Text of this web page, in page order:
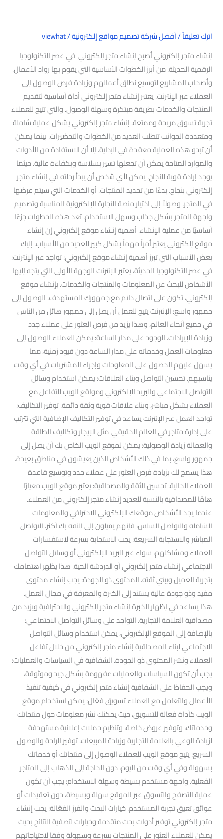
اترك تعليقاً/أفضل شركة تصميم مواقع إلكترونية/
viewhat
إنشاء متجر إلكتروني أصبح إنشاء متجر إلكتروني في عصر التكنولوجيا
الرقمية الحديثة. من أبرز الخطوات الأساسية التي يقوم بها رواد الأعمال.
وأصحاب المشاريع لتوسيع نطاق أعمالهم وزيادة فرص الوصول إلى
العملاء عبر الإنترنت. يعتبر إنشاء متجر إلكتروني أداة أساسية لتقديم
المنتجات والخدمات بطريقة مبتكرة وسهلة الوصول. والتي تتيح للعملاء
تجربة تسوق مريحة وممتعة. إنشاء متجر إلكتروني يشكل عملية شاملة
ومتعددة الجوانب تتطلب العديد من الخطوات والتحضيرات. بينما يمكن
أن تبدو هذه العملية معقدة في البداية. إلا أن الاستفادة من الأدوات
والموارد المتاحة يمكن أن تجعلها تسير بسلاسة وبكفاءة عالية. حيثما
يوجد إرادة قوية للنجاح. يمكن لأي شخص أن يبدأ رحلته في إنشاء متجر
إلكتروني بنجاح. بدءًا من تحديد المنتجات. أو الخدمات التي سيتم عرضها
في المتجر. وصولاً إلى اختيار منصة التجارة الإلكترونية المناسبة وتصميم
واجهة المتجر بشكل جذاب وسهل الاستخدام. تعد هذه الخطوات جزءًا
أساسيًا من عملية الإنشاء. أهمية إنشاء موقع إلكتروني إن إنشاء
موقع إلكتروني يعتبر أمراً مهماً بشكل كبير للعديد من الأسباب. إليك
بعض الأسباب التي تبرز أهمية إنشاء موقع إلكتروني: تواجد عبر الإنترنت:
في عصر التكنولوجيا الحديثة، يعتبر الإنترنت الوجهة الأولى التي يتجه إليها
الأشخاص للبحث عن المعلومات والمنتجات والخدمات. بإنشاء موقع
إلكتروني، تكون على اتصال دائم مع جمهورك المستهدف. الوصول إلى
جمهور واسع: الإنترنت يتيح للعمل أن يصل إلى جمهور هائل من الناس
في جميع أنحاء العالم، وهذا يزيد من فرص العثور على عملاء جدد
وزيادة الإيرادات. الوجود على مدار الساعة: يمكن للعملاء الوصول إلى
معلومات العمل وخدماته على مدار الساعة دون قيود زمنية، مما
يسهل عليهم الحصول على المعلومات وإجراء المشتريات في أي وقت
يناسبهم. تحسين التواصل وبناء العلاقات: يمكن استخدام وسائل
التواصل الاجتماعي والبريد الإلكتروني ومواقع الويب للتفاعل مع
العملاء بشكل مباشر، وبناء علاقات قوية وثقة دائمة. توفير التكاليف:
تواجد العمل عبر الإنترنت يساعد في توفير التكاليف الإضافية التي تترتب
على إدارة متاجر في العالم الحقيقي، مثل الإيجار وتكاليف الطاقة
والعمالة زيادة الوصولية: يمكن لموقع الويب الخاص بك أن يصل إلى
جمهور واسع، بما في ذلك الأشخاص الذين يعيشون في مناطق بعيدة.
هذا يسمح لك بزيادة فرص العثور على عملاء جدد وتوسيع قاعدة
العملاء الحالية. تحسين الثقة والمصداقية: يعتبر موقع الويب معيارًا
هامًا للمصداقية بالنسبة للعديد إنشاء متجر إلكتروني من العملاء.
عندما يجد الأشخاص موقعك الإلكتروني الاحترافي والمعلومات
الشاملة والتواصل السلس، فإنهم يميلون إلى الثقة بك أكثر. التواصل
المباشر والاستجابة السريعة: يجب الاستجابة بسرعة لاستفسارات
العملاء ومشاكلهم، سواء عبر البريد الإلكتروني أو وسائل التواصل
الاجتماعي إنشاء متجر إلكتروني أو الدردشة الحية. هذا يظهر اهتمامك
بتجربة العميل ويبني ثقته. المحتوى ذو الجودة: يجب إنشاء محتوى
مفيد وذو جودة عالية يستند إلى الخبرة والمعرفة في مجال العمل.
هذا يساعد في إظهار الخبرة إنشاء متجر إلكتروني والاحترافية ويزيد من
مصداقية العلامة التجارية. التواجد على وسائل التواصل الاجتماعي:
بالإضافة إلى الموقع الإلكتروني، يمكن استخدام وسائل التواصل
الاجتماعي لبناء المصداقية إنشاء متجر إلكتروني من خلال تفاعل
العملاء ونشر المحتوى ذو الجودة. الشفافية في السياسات والعمليات:
يجب أن تكون السياسات والعمليات مفهومة بشكل جيد وموثوقة،
ويجب الحفاظ على الشفافية إنشاء متجر إلكتروني في كيفية تنفيذ
الأعمال والتعامل مع العملاء تسويق فعّال: يمكن استخدام موقع
الويب كأداة فعالة للتسويق، حيث يمكنك نشر معلومات حول منتجاتك
وخدماتك، وتوفير عروض خاصة، وتنظيم حملات إعلانية مستهدفة
لزيادة الوعي بالعلامة التجارية وزيادة المبيعات. توفير الراحة والوصول
السريع: يتيح موقع الويب للعملاء الوصول إلى منتجاتك أو خدماتك
بسهولة وفي أي وقت من اليوم، دون الحاجة إلى الذهاب إلى المتاجر
الفعلية. واجهة مستخدم بسيطة وسهلة الاستخدام: يجب أن تكون
عملية التصفح والتسوق عبر الموقع سهلة وبسيطة، دون تعقيدات أو
عوائق تعيق تجربة المستخدم. خيارات البحث والفرز الفعّالة: يجب إنشاء
متجر إلكتروني توفير أدوات بحث متقدمة وخيارات لتصفية النتائج بحيث
يمكن للعملاء العثور على المنتجات بسرعة وسهولة وفقا لاحتياجاتهم